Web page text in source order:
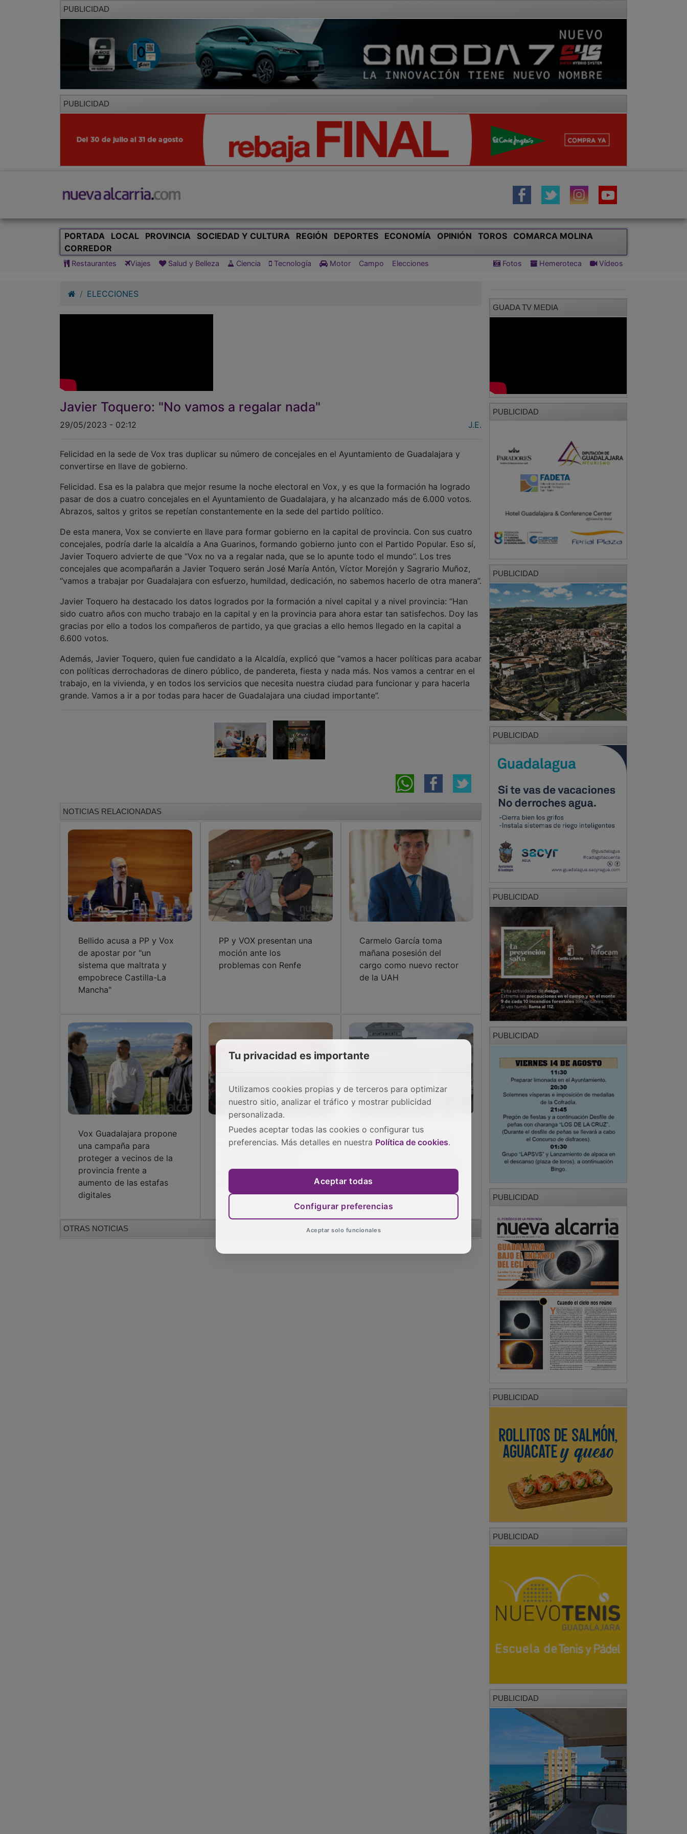
PUBLICIDAD
PUBLICIDAD
PORTADA LOCAL PROVINCIA SOCIEDAD Y CULTURA REGIÓN DEPORTES ECONOMÍA OPINIÓN TOROS
COMARCA MOLINA
CORREDOR
Restaurantes Viajes Salud y Belleza Ciencia Tecnología Motor Campo Elecciones Fotos Hemeroteca Vídeos
ELECCIONES
Javier Toquero: "No vamos a regalar nada"
29/05/2023 - 02:12 J.E.
Felicidad en la sede de Vox tras duplicar su número de concejales en el Ayuntamiento de Guadalajara y
convertirse en llave de gobierno.
Felicidad. Esa es la palabra que mejor resume la noche electoral en Vox, y es que la formación ha logrado
pasar de dos a cuatro concejales en el Ayuntamiento de Guadalajara, y ha alcanzado más de 6.000 votos.
Abrazos, saltos y gritos se repetían constantemente en la sede del partido político.
De esta manera, Vox se convierte en llave para formar gobierno en la capital de provincia. Con sus cuatro
concejales, podría darle la alcaldía a Ana Guarinos, formando gobierno junto con el Partido Popular. Eso sí,
Javier Toquero advierte de que “Vox no va a regalar nada, que se lo apunte todo el mundo”. Los tres
concejales que acompañarán a Javier Toquero serán José María Antón, Víctor Morejón y Sagrario Muñoz,
“vamos a trabajar por Guadalajara con esfuerzo, humildad, dedicación, no sabemos hacerlo de otra manera”.
Javier Toquero ha destacado los datos logrados por la formación a nivel capital y a nivel provincia: “Han
sido cuatro años con mucho trabajo en la capital y en la provincia para ahora estar tan satisfechos. Doy las
gracias por ello a todos los compañeros de partido, ya que gracias a ello hemos llegado en la capital a
6.600 votos.
Además, Javier Toquero, quien fue candidato a la Alcaldía, explicó que “vamos a hacer políticas para acabar
con políticas derrochadoras de dinero público, de pandereta, fiesta y nada más. Nos vamos a centrar en el
trabajo, en la vivienda, y en todos los servicios que necesita nuestra ciudad para funcionar y para hacerla
grande. Vamos a ir a por todas para hacer de Guadalajara una ciudad importante”.
NOTICIAS RELACIONADAS
Bellido acusa a PP y Vox
de apostar por "un
sistema que maltrata y
empobrece Castilla-La
Mancha"
PP y VOX presentan una
moción ante los
problemas con Renfe
Carmelo García toma
mañana posesión del
cargo como nuevo rector
de la UAH
Vox Guadalajara propone
una campaña para
proteger a vecinos de la
provincia frente a
aumento de las estafas
digitales
El PP celebra en Jadraque
la I Cumbre en defensa del
esencia de la política
Morejón (Vox) se pasa la
ZBE de Guadalajara "por
emisiones" y Alguacil evita
confrontación
OTRAS NOTICIAS
GUADA TV MEDIA
PUBLICIDAD
PUBLICIDAD
PUBLICIDAD
PUBLICIDAD
PUBLICIDAD
PUBLICIDAD
PUBLICIDAD
PUBLICIDAD
PUBLICIDAD
Tu privacidad es importante
Utilizamos cookies propias y de terceros para optimizar
nuestro sitio, analizar el tráfico y mostrar publicidad
personalizada.
Puedes aceptar todas las cookies o configurar tus
preferencias. Más detalles en nuestra Política de cookies.
Aceptar todas
Configurar preferencias
Aceptar solo funcionales